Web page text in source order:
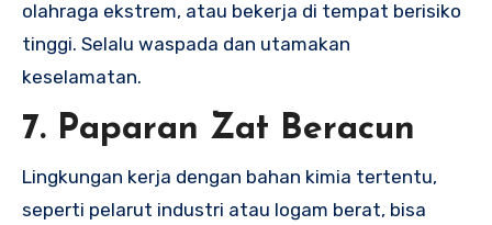
olahraga ekstrem, atau bekerja di tempat berisiko
tinggi. Selalu waspada dan utamakan
keselamatan.
7. Paparan Zat Beracun
Lingkungan kerja dengan bahan kimia tertentu,
seperti pelarut industri atau logam berat, bisa